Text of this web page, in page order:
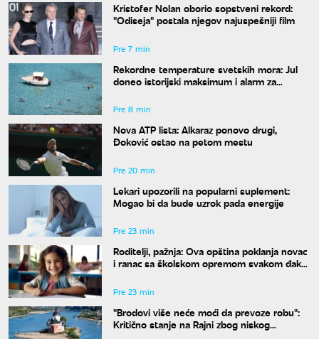
Kristofer Nolan oborio sopstveni rekord:
"Odiseja" postala njegov najuspešniji film
Pre 7 min
Rekordne temperature svetskih mora: Jul
doneo istorijski maksimum i alarm za
Pre 8 min
Nova ATP lista: Alkaraz ponovo drugi,
Đoković ostao na petom mestu
Pre 20 min
Lekari upozorili na popularni suplement:
Mogao bi da bude uzrok pada energije
Pre 23 min
Roditelji, pažnja: Ova opština poklanja novac
i ranac sa školskom opremom svakom đaku
Pre 23 min
"Brodovi više neće moći da prevoze robu":
Kritično stanje na Rajni zbog niskog